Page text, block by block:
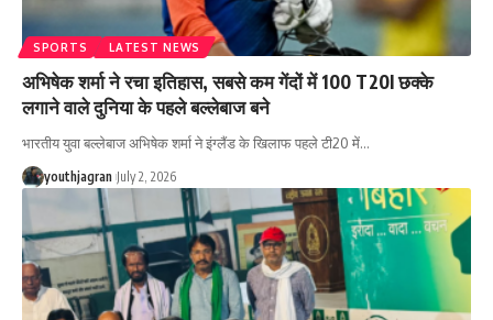
SPORTS LATEST NEWS
अभिषेक शर्मा ने रचा इतिहास, सबसे कम गेंदों में 100 T20I छक्के
लगाने वाले दुनिया के पहले बल्लेबाज बने
भारतीय युवा बल्लेबाज अभिषेक शर्मा ने इंग्लैंड के खिलाफ पहले टी20 में…
youthjagran July 2, 2026